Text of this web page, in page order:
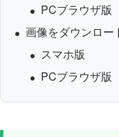
PCブラウザ版
画像をダウンロー
スマホ版
PCブラウザ版